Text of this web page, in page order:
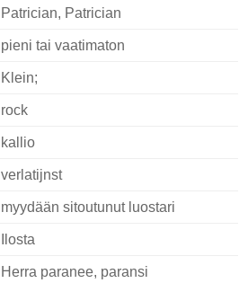
Patrician, Patrician
pieni tai vaatimaton
Klein;
rock
kallio
verlatijnst
myydään sitoutunut luostari
Ilosta
Herra paranee, paransi